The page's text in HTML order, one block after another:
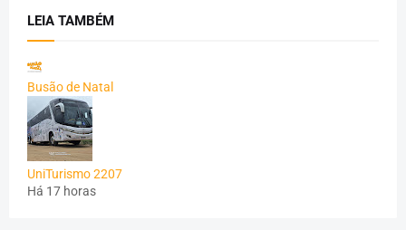
LEIA TAMBÉM
Busão de Natal
UniTurismo 2207
Há 17 horas